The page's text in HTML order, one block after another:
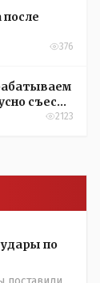
376
съесть
2123
по